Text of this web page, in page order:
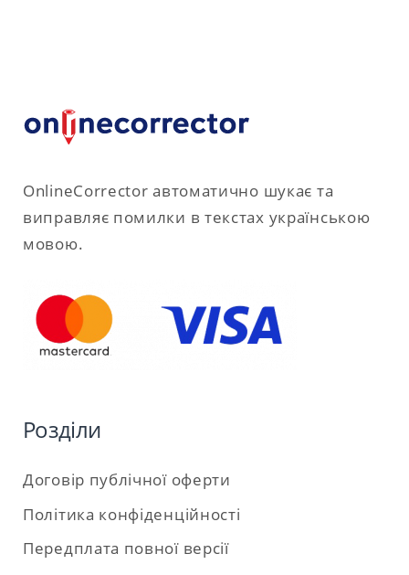
OnlineCorrector автоматично шукає та
виправляє помилки в текстах українською
мовою.
Розділи
Договір публічної оферти
Політика конфіденційності
Передплата повної версії